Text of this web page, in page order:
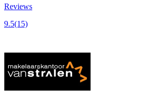
Reviews
9.5(15)